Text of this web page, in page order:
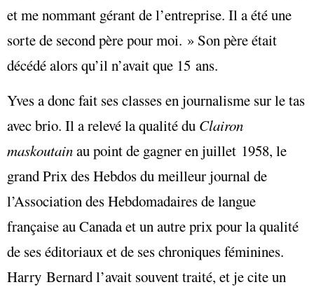
et me nommant gérant de l’entreprise. Il a été une
sorte de second père pour moi. » Son père était
décédé alors qu’il n’avait que 15 ans.
Yves a donc fait ses classes en journalisme sur le tas
avec brio. Il a relevé la qualité du Clairon
maskoutainau point de gagner en juillet 1958, le
grand Prix des Hebdos du meilleur journal de
l’Association des Hebdomadaires de langue
française au Canada et un autre prix pour la qualité
de ses éditoriaux et de ses chroniques féminines.
Harry Bernard l’avait souvent traité, et je cite un